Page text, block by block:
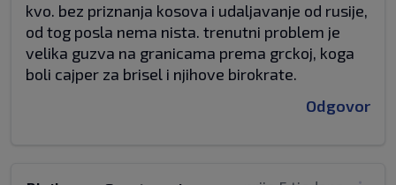
kvo. bez priznanja kosova i udaljavanje od rusije,
od tog posla nema nista. trenutni problem je
velika guzva na granicama prema grckoj, koga
boli cajper za brisel i njihove birokrate.
Odgovor